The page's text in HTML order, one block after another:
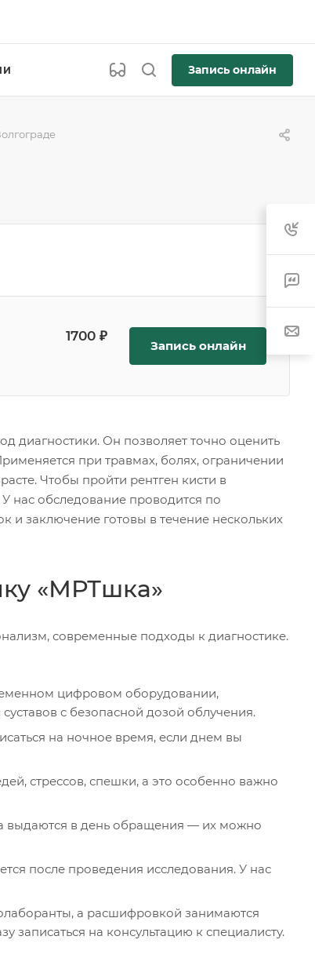
Запись онлайн
1700 ₽
Запись онлайн
диагностики. Он позволяет точно оценить
при травмах, болях, ограничении
Чтобы пройти рентген кисти в
нас обследование проводится по
и заключение готовы в течение нескольких
«МРТшка»
современные подходы к диагностике.
цифровом оборудовании,
с безопасной дозой облучения.
на ночное время, если днем вы
стрессов, спешки, а это особенно важно
выдаются в день обращения — их можно
после проведения исследования. У нас
а расшифровкой занимаются
записаться на консультацию к специалисту.